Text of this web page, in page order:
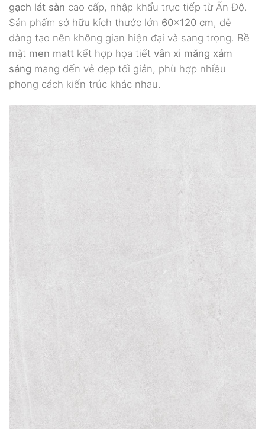
gạch lát sàn cao cấp, nhập khẩu trực tiếp từ Ấn Độ.
Sản phẩm sở hữu kích thước lớn 60×120 cm, dễ
dàng tạo nên không gian hiện đại và sang trọng. Bề
mặt men matt kết hợp họa tiết vân xi măng xám
sáng mang đến vẻ đẹp tối giản, phù hợp nhiều
phong cách kiến trúc khác nhau.